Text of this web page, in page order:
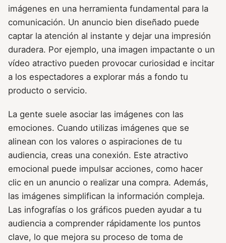
imágenes en una herramienta fundamental para la
comunicación. Un anuncio bien diseñado puede
captar la atención al instante y dejar una impresión
duradera. Por ejemplo, una imagen impactante o un
vídeo atractivo pueden provocar curiosidad e incitar
a los espectadores a explorar más a fondo tu
producto o servicio.
La gente suele asociar las imágenes con las
emociones. Cuando utilizas imágenes que se
alinean con los valores o aspiraciones de tu
audiencia, creas una conexión. Este atractivo
emocional puede impulsar acciones, como hacer
clic en un anuncio o realizar una compra. Además,
las imágenes simplifican la información compleja.
Las infografías o los gráficos pueden ayudar a tu
audiencia a comprender rápidamente los puntos
clave, lo que mejora su proceso de toma de